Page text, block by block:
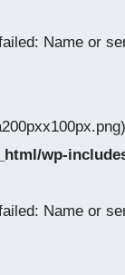
Name or
wp-
Name or